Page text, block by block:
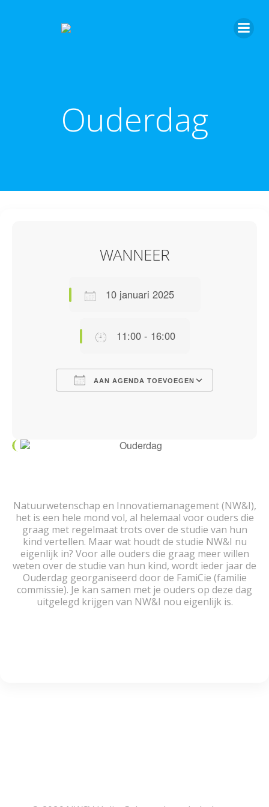
Ouderdag
WANNEER
10 januari 2025
11:00 - 16:00
AAN AGENDA TOEVOEGEN
Natuurwetenschap en Innovatiemanagement (NW&I),
het is een hele mond vol, al helemaal voor ouders die
graag met regelmaat trots over de studie van hun
kind vertellen. Maar wat houdt de studie NW&I nu
eigenlijk in? Voor alle ouders die graag meer willen
weten over de studie van hun kind, wordt ieder jaar de
Ouderdag georganiseerd door de FamiCie (familie
commissie). Je kan samen met je ouders op deze dag
uitgelegd krijgen van NW&I nou eigenlijk is.